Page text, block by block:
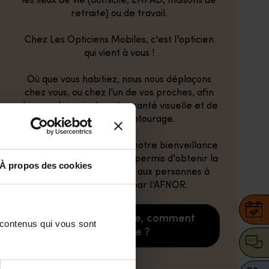
À propos des cookies
qui vous sont
retraite) ou de travail.
Chez Les Opticiens Mobiles, c'est l'opticien
qui vient à vous !
Où que vous habitiez, nous nous déplaçons
chez vous, ou chez l'un de vos proches, afin
de prendre soin de votre santé visuelle et de
celle de votre entourage.
Notre professionnalisme, notre bienveillance
et notre empathie nous a permis d'obtenir la
certification NF "Service aux personnes à
domicile" délivrée par l'AFNOR.
Opticien à domicile, comment
ça marche ?